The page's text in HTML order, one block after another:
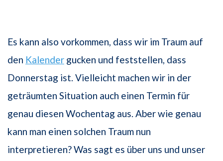
Es kann also vorkommen, dass wir im Traum auf
den Kalender gucken und feststellen, dass
Donnerstag ist. Vielleicht machen wir in der
geträumten Situation auch einen Termin für
genau diesen Wochentag aus. Aber wie genau
kann man einen solchen Traum nun
interpretieren? Was sagt es über uns und unser